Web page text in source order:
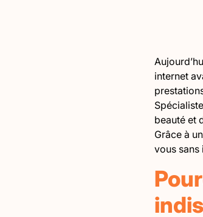
internet
beauté et
Grâce à
vous sans